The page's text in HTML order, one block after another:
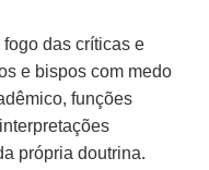
das críticas e
e bispos com medo
funções
própria doutrina.